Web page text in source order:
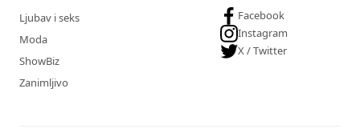
Ljubav i seks
Moda
ShowBiz
Zanimljivo
Facebook
Instagram
X / Twitter